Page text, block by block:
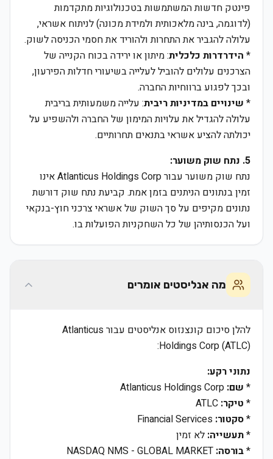
פינטק חדשות המשתמשות בטכנולוגיות מתקדמות
(לדוגמה, בינה מלאכותית ולמידת מכונה) לניתוח אשראי,
עלולה להגביר את התחרות ולהוריד את חסמי הכניסה לשוק.
* הידרדרות כלכלית: מיתון או ירידה בכוח הקנייה של
הצרכנים עלולים להוביל לעלייה בשיעורי חדלות הפירעון,
ובכך לפגוע ברווחיות החברה.
* שינויים במדיניות ריבית: עלייה משמעותית בריבית
עלולה להגדיל את עלויות המימון של החברה ולהשפיע על
יכולתה להציע אשראי בתנאים תחרותיים.
5. נתח שוק משוער:
נתח שוק משוער עבור Atlanticus Holdings Corp אינו
זמין בנתונים הניתנים בזמן אמת. קביעת נתח שוק דורשת
נתונים מקיפים על סך השוק של אשראי צרכני חוץ-בנקאי
ועל הכנסותיהן של כל השחקניות הפועלות בו.
מה אנליסטים אומרים
להלן סיכום קונצנזוס אנליסטים עבור Atlanticus
Holdings Corp (ATLC):
נתוני רקע:
* שם:
* טיקר:
*סקטור:
*תעשייה: לא זמין
*בורסה: